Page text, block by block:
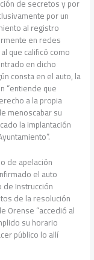
de secretos y por
por un
al registro
en redes
que calificó como
en dicho
consta en el auto, la
“entiende que
a la propia
menoscabar su
la implantación
de apelación
el auto
Instrucción
de la resolución
Orense “accedió al
su horario
público lo allí